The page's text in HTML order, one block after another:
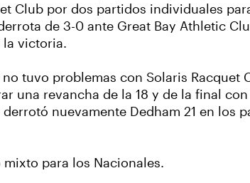
Club por dos partidos individuales
de 3-0 ante Great Bay Athletic
la victoria.
tuvo problemas con Solaris Racquet
una revancha de la 18 y de la final
nuevamente Dedham 21 en los
para los Nacionales.